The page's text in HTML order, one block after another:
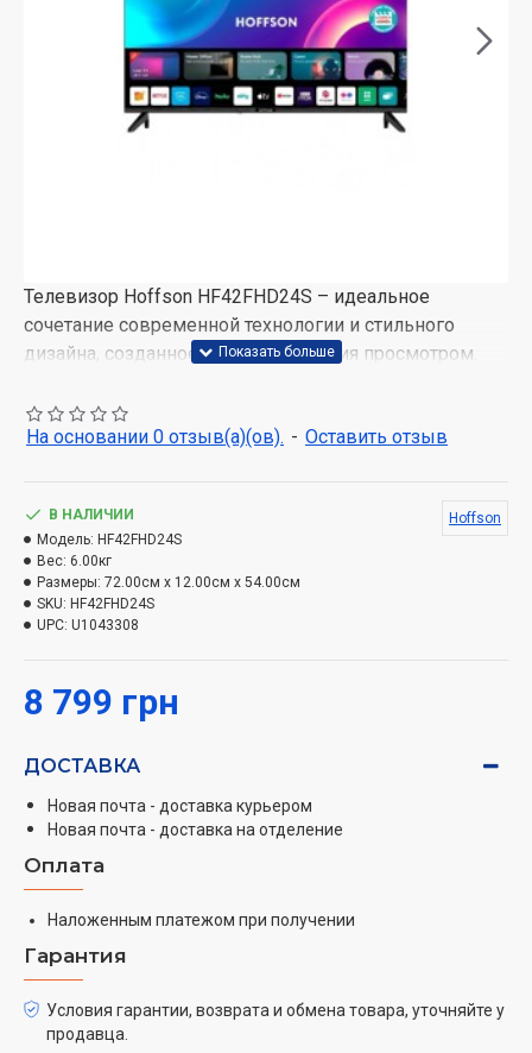
Телевизор Hoffson HF42FHD24S – идеальное
сочетание современной технологии и стильного
дизайна, созданное для наслаждения просмотром.
станет центром внимания в любой комнате,
обеспечивая вам комфорт и удовольствие от
Качество изображения поражает безупречной
четкостью –
1080 пикселей, что позволяет наслаждаться
детализированными сценами и яркими цветами.
контрастность, создавая по-настоящему живое
изображение.
В современном мире без мультимедийных
возможностей не обойтись, и Hoffson HF42FHD24S
предлагает полный спектринтерфейсов
подключения
легко сможете подключить разнообразные
устройства – от игровых консолей до устройств для
потокового видео.
Наличие встроенного Wi-Fi делает этот телевизор
настоящим домашним мультимедийным центром.
На основании 0 отзыв(а)(ов). - Оставить отзыв
8 799 грн
В НАЛИЧИИ
Модель: HF42FHD24S
Вес: 6.00кг
Размеры: 72.00см x 12.00см x 54.00см
SKU: HF42FHD24S
UPC: U1043308
Hoffson
ДОСТАВКА
Новая почта - доставка курьером
Новая почта - доставка на отделение
Оплата
Наложенным платежом при получении
Гарантия
Условия гарантии, возврата и обмена товара, уточняйте у
продавца.